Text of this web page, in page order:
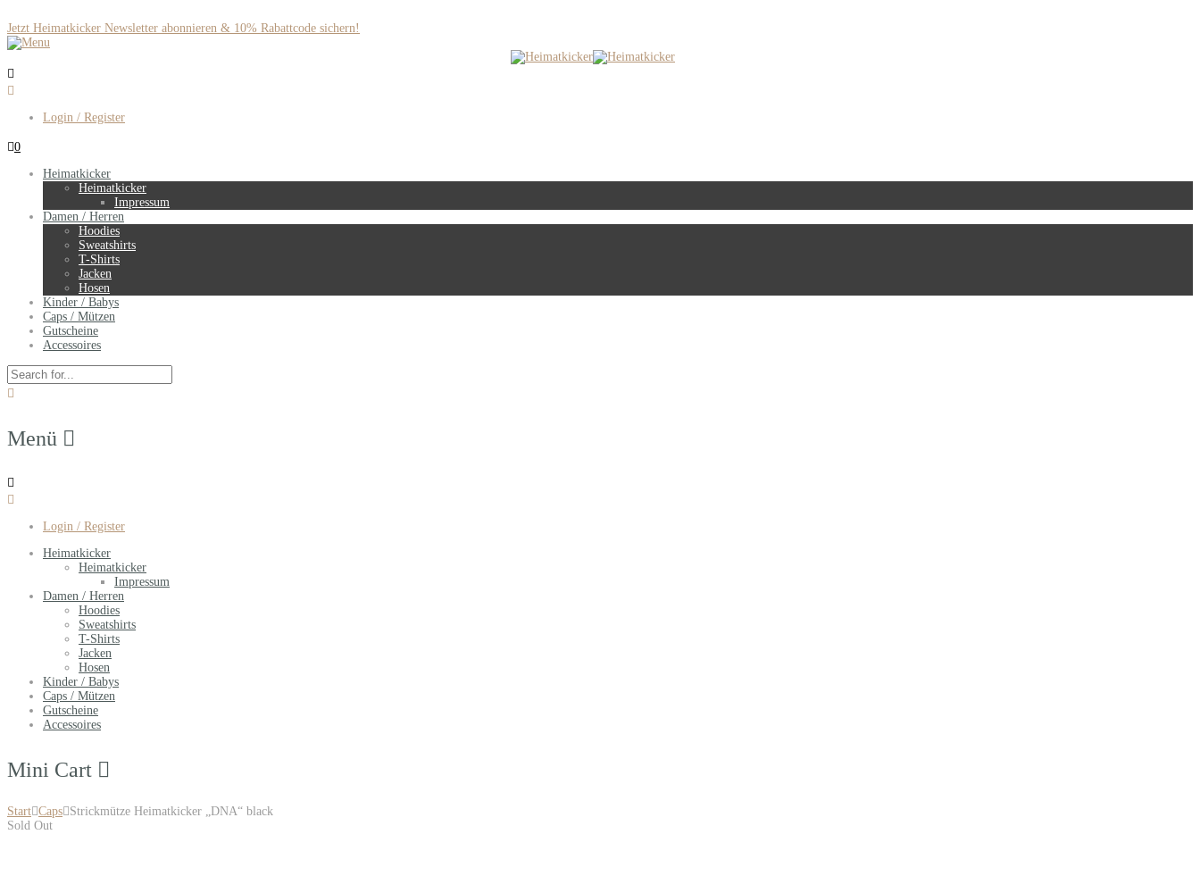
Jetzt Heimatkicker Newsletter abonnieren & 10% Rabattcode sichern!
Login / Register
0
Heimatkicker
Heimatkicker
Impressum
Damen / Herren
Hoodies
Sweatshirts
T-Shirts
Jacken
Hosen
Kinder / Babys
Caps / Mützen
Gutscheine
Accessoires
Menü
Login / Register
Heimatkicker
Heimatkicker
Impressum
Damen / Herren
Hoodies
Sweatshirts
T-Shirts
Jacken
Hosen
Kinder / Babys
Caps / Mützen
Gutscheine
Accessoires
Mini Cart
Start Caps Strickmütze Heimatkicker „DNA“ black
Sold Out